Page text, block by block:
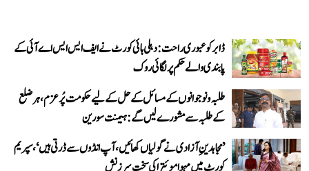
ڈابر کو عبوری راحت: دہلی ہائی کورٹ نے ایف ایس ایس اے آئی کے
پابندی والے حکم پر لگائی روک
طلبہ و نوجوانوں کے مسائل کے حل کے لیے حکومت پُرعزم، ہر ضلع
کے طلبہ سے مشورے لیں گے: ہیمنت سورین
’مجاہدینِ آزادی نے گولیاں کھائیں، آپ انڈوں سے ڈرتی ہیں‘، سپریم